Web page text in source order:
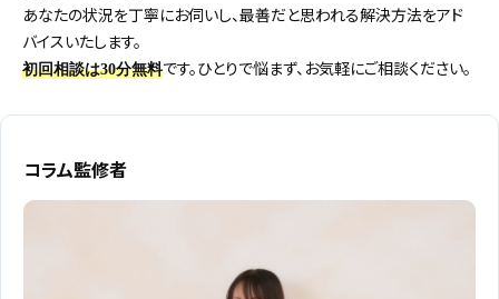
あなたの状況を丁寧にお伺いし、最善だと思われる解決方法をアド
バイスいたします。
初回相談は30分無料です。ひとりで悩まず、お気軽にご相談ください。
コラム監修者